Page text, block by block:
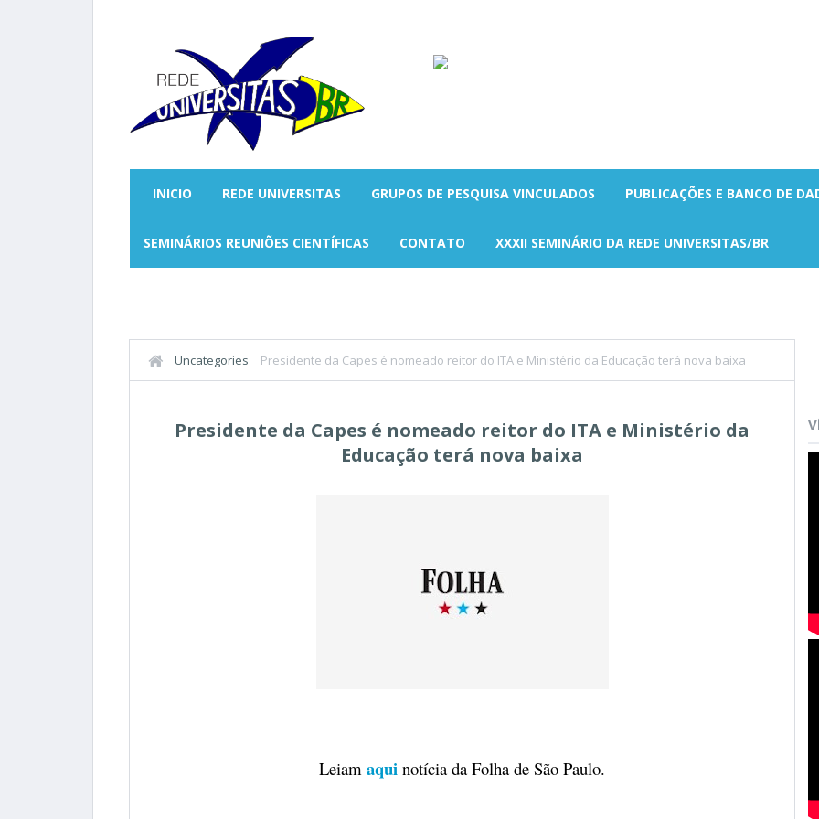
INICIO REDE UNIVERSITAS GRUPOS DE PESQUISA VINCULADOS PUBLICAÇÕES E BANCO DE
SEMINÁRIOS REUNIÕES CIENTÍFICAS CONTATO XXXII SEMINÁRIO DA REDE UNIVERSITAS/BR
Uncategories Presidente da Capes é nomeado reitor do ITA e Ministério da Educação terá nova baixa
Presidente da Capes é nomeado reitor do ITA e Ministério da
Educação terá nova baixa
Leiam aqui notícia da Folha de São Paulo.